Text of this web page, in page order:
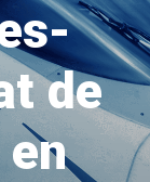
de